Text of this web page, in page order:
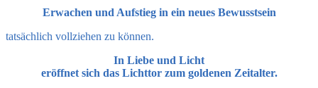
Erwachen und Aufstieg in ein neues Bewusstsein
tatsächlich vollziehen zu können.
In Liebe und Licht
eröffnet sich das Lichttor zum goldenen Zeitalter.